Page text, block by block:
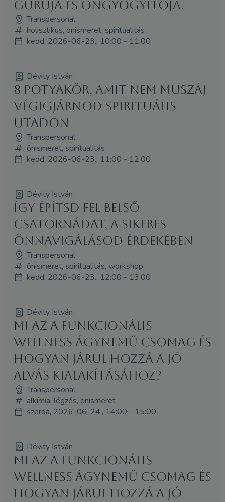
guruja és öngyógyítója.
Transpersonal
holisztikus, önismeret, spiritualitás
kedd, 2026-06-23., 10:00 - 11:00
Dévity István
8 potyakör, amit nem muszáj
végigjárnod spirituális
utadon
Transpersonal
önismeret, spiritualitás
kedd, 2026-06-23., 11:00 - 12:00
Dévity István
Így építsd fel belső
csatornádat, a sikeres
önnavigálásod érdekében
Transpersonal
önismeret, spiritualitás, workshop
kedd, 2026-06-23., 12:00 - 13:00
Dévity István
Mi az a funkcionális
wellness ágynemű csomag és
hogyan járul hozzá a jó
alvás kialakításához?
Transpersonal
alkímia, légzés, önismeret
szerda, 2026-06-24., 14:00 - 15:00
Dévity István
Mi az a funkcionális
wellness ágynemű csomag és
hogyan járul hozzá a jó